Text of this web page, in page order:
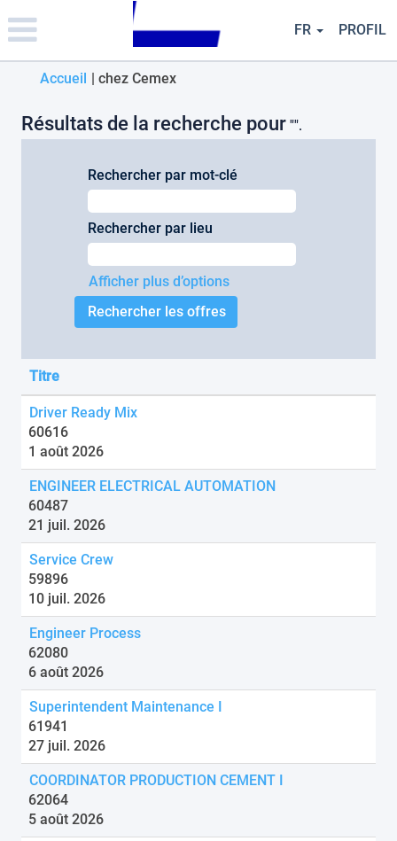
note:
This
website
includes
accessibility
system.
FR PROFIL
Accueil | chez Cemex(page
Résultats de la recherche pour "".
Rechercher par mot-clé
Rechercher par lieu
Afficher plus d’options
Titre
Driver Ready Mix
60616
1 août 2026
ENGINEER ELECTRICAL AUTOMATION
60487
21 juil. 2026
Service Crew
59896
10 juil. 2026
Engineer Process
62080
6 août 2026
Superintendent Maintenance I
61941
27 juil. 2026
COORDINATOR PRODUCTION CEMENT I
62064
5 août 2026